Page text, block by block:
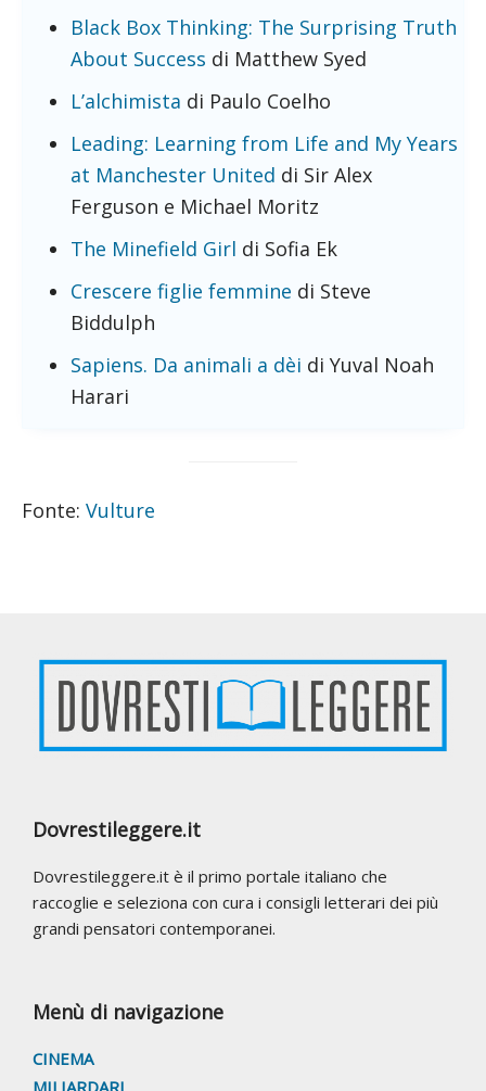
Black Box Thinking: The Surprising Truth
About Success di Matthew Syed
L’alchimista di Paulo Coelho
Leading: Learning from Life and My Years
at Manchester United di Sir Alex
Ferguson e Michael Moritz
The Minefield Girl di Sofia Ek
Crescere figlie femmine di Steve
Biddulph
Sapiens. Da animali a dèi di Yuval Noah
Harari
Fonte: Vulture
Footer
Dovrestileggere.it
Dovrestileggere.it è il primo portale italiano che
raccoglie e seleziona con cura i consigli letterari dei più
grandi pensatori contemporanei.
Menù di navigazione
CINEMA